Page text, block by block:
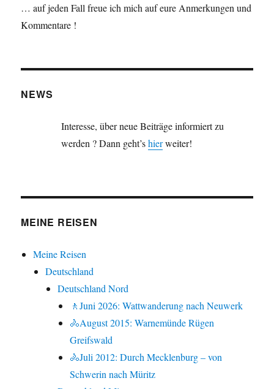
… auf jeden Fall freue ich mich auf eure Anmerkungen und
Kommentare !
NEWS
Interesse, über neue Beiträge informiert zu
werden ? Dann geht’shierweiter!
MEINE REISEN
Meine Reisen
Deutschland
Deutschland Nord
🚶Juni 2026: Wattwanderung nach Neuwerk
🚴August 2015: Warnemünde Rügen
Greifswald
🚴Juli 2012: Durch Mecklenburg – von
Schwerin nach Müritz